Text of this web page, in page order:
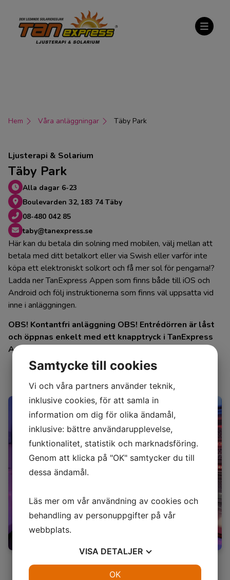
Hem Våra anläggningar Täby Park
Ljusterapi & Solarium
Täby Park
Alla dagar 6-23
Boulevarden 32, 183 74 Täby
08-480 042 85
taby@tanexpress.se
Här kan du betala din solning med mobilen, välj mellan att
betala med ditt betalkort eller via Swish eller varför inte
köpa ett elektroniskt solkort och få mer sol för pengarna!?
Ladda ner TanExpress Appen som finns både till iOS och
Android och följ instruktionerna som finns väl uppsatta vid
inne i anläggningen.
OBS! Kontantfri anläggning OBS! Entrédörren är låst
och öppnas enkelt med ett knapptryck i TanExpress
Appen!
360° Panorama
Samtycke till cookies
Vi och våra partners använder teknik,
inklusive cookies, för att samla in
information om dig för olika ändamål,
inklusive: bättre användarupplevelse,
funktionalitet, statistik och marknadsföring.
Genom att klicka på "OK" samtycker du till
dessa ändamål.
Läs mer om vår användning av cookies och
behandling av personuppgifter på vår
webbplats.
VISA DETALJER
OK